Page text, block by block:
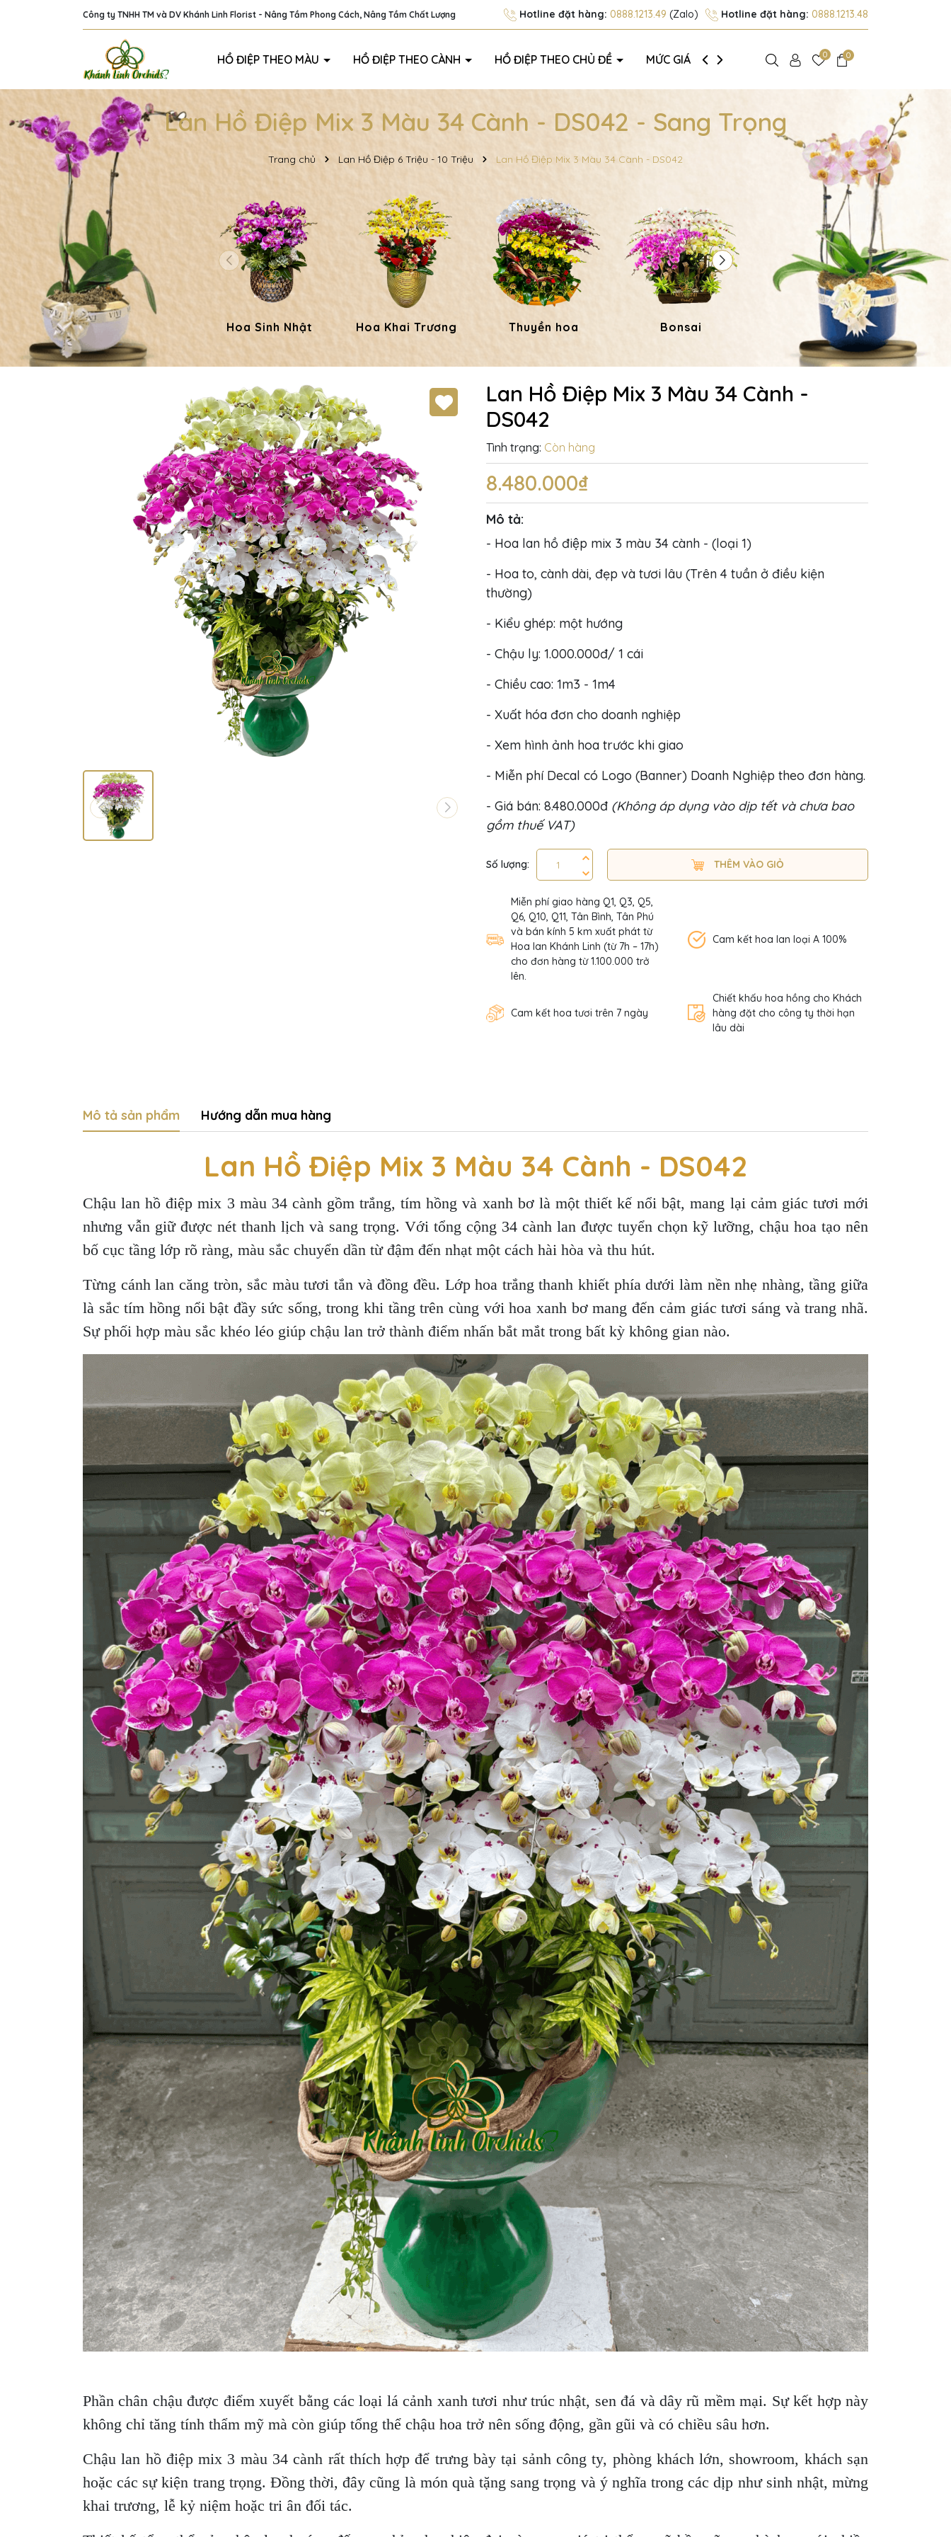
Công ty TNHH TM và DV Khánh Linh Florist - Nâng Tầm Phong Cách, Nâng Tầm Chất Lượng Hotline đặt hàng: 0888.1213.49 (Zalo) Hotline đặt hàng: 0888.1213.48
HỒ ĐIỆP THEO MÀU HỒ ĐIỆP THEO CÀNH HỒ ĐIỆP THEO CHỦ ĐỀ MỨC GIÁ GIỚI THIỆU 0 0
Lan Hồ Điệp Mix 3 Màu 34 Cành - DS042 - Sang Trọng
Trang chủ Lan Hồ Điệp 6 Triệu - 10 Triệu Lan Hồ Điệp Mix 3 Màu 34 Cành - DS042
Hoa Sinh Nhật Hoa Khai Trương Thuyền hoa Bonsai Hoa Dâng Phật
Lan Hồ Điệp Mix 3 Màu 34 Cành -
DS042
Tình trạng: Còn hàng
8.480.000₫
Mô tả:
- Hoa lan hồ điệp mix 3 màu 34 cành - (loại 1)
- Hoa to, cành dài, đẹp và tươi lâu (Trên 4 tuần ở điều kiện
thường)
- Kiểu ghép: một hướng
- Chậu ly: 1.000.000đ/ 1 cái
- Chiều cao: 1m3 - 1m4
- Xuất hóa đơn cho doanh nghiệp
- Xem hình ảnh hoa trước khi giao
- Miễn phí Decal có Logo (Banner) Doanh Nghiệp theo đơn hàng.
- Giá bán: 8.480.000đ (Không áp dụng vào dịp tết và chưa bao
gồm thuế VAT)
Số lượng: THÊM VÀO GIỎ
Miễn phí giao hàng Q1, Q3, Q5,
Q6, Q10, Q11, Tân Bình, Tân Phú
và bán kính 5 km xuất phát từ
Hoa lan Khánh Linh (từ 7h – 17h)
cho đơn hàng từ 1.100.000 trở
lên.
Cam kết hoa lan loại A 100%
Cam kết hoa tươi trên 7 ngày
Chiết khấu hoa hồng cho Khách
hàng đặt cho công ty thời hạn
lâu dài
Mô tả sản phẩm Hướng dẫn mua hàng
Lan Hồ Điệp Mix 3 Màu 34 Cành - DS042
Chậu lan hồ điệp mix 3 màu 34 cành gồm trắng, tím hồng và xanh bơ là một thiết kế nổi bật, mang lại cảm giác tươi mới
nhưng vẫn giữ được nét thanh lịch và sang trọng. Với tổng cộng 34 cành lan được tuyển chọn kỹ lưỡng, chậu hoa tạo nên
bố cục tầng lớp rõ ràng, màu sắc chuyển dần từ đậm đến nhạt một cách hài hòa và thu hút.
Từng cánh lan căng tròn, sắc màu tươi tắn và đồng đều. Lớp hoa trắng thanh khiết phía dưới làm nền nhẹ nhàng, tầng giữa
là sắc tím hồng nổi bật đầy sức sống, trong khi tầng trên cùng với hoa xanh bơ mang đến cảm giác tươi sáng và trang nhã.
Sự phối hợp màu sắc khéo léo giúp chậu lan trở thành điểm nhấn bắt mắt trong bất kỳ không gian nào.
Phần chân chậu được điểm xuyết bằng các loại lá cảnh xanh tươi như trúc nhật, sen đá và dây rũ mềm mại. Sự kết hợp này
không chỉ tăng tính thẩm mỹ mà còn giúp tổng thể chậu hoa trở nên sống động, gần gũi và có chiều sâu hơn.
Chậu lan hồ điệp mix 3 màu 34 cành rất thích hợp để trưng bày tại sảnh công ty, phòng khách lớn, showroom, khách sạn
hoặc các sự kiện trang trọng. Đồng thời, đây cũng là món quà tặng sang trọng và ý nghĩa trong các dịp như sinh nhật, mừng
khai trương, lễ kỷ niệm hoặc tri ân đối tác.